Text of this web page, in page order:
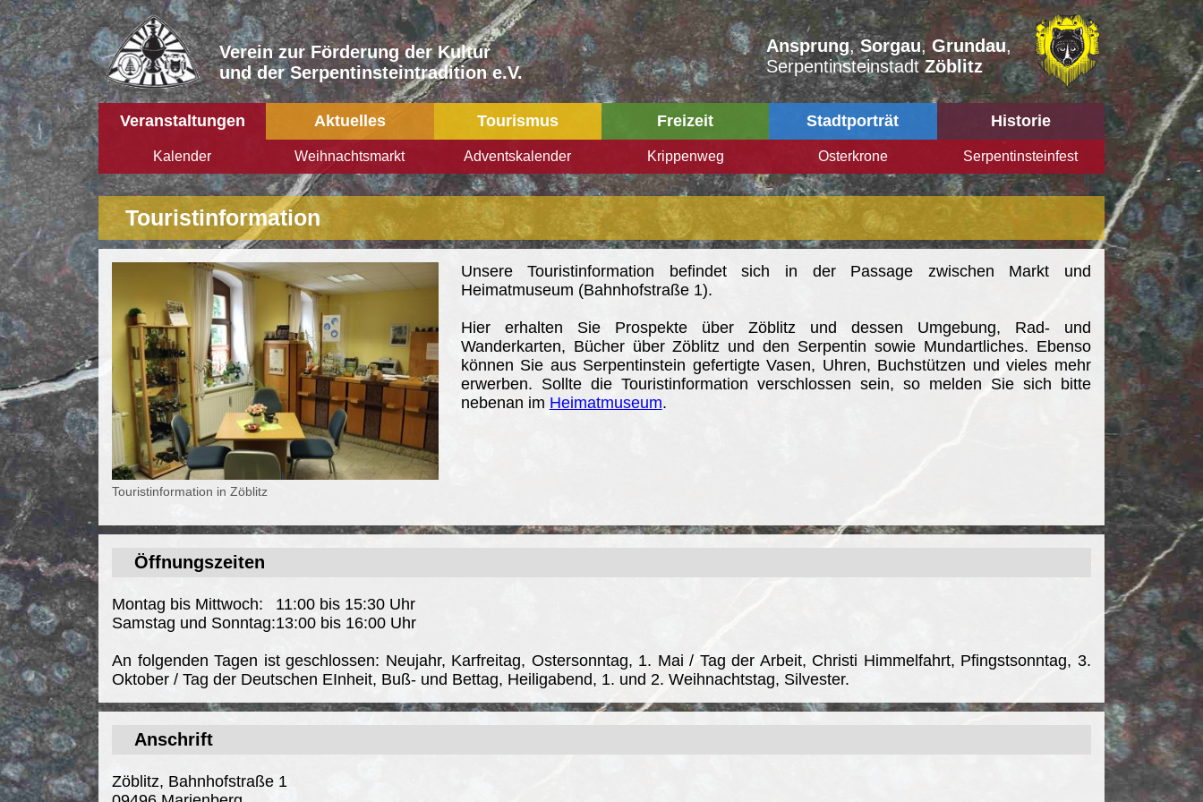
Verein zur Förderung der Kultur
und der Serpentinsteintradition e.V.
Ansprung,Sorgau,Grundau,
SerpentinsteinstadtZöblitz
Veranstaltungen Aktuelles Tourismus Freizeit Stadtporträt Historie
Kalender Weihnachtsmarkt Adventskalender Krippenweg Osterkrone Serpentinsteinfest
Touristinformation
Touristinformation in Zöblitz
Unsere Touristinformation befindet sich in der Passage zwischen Markt und
Heimatmuseum (Bahnhofstraße 1).
Hier erhalten Sie Prospekte über Zöblitz und dessen Umgebung, Rad- und
Wanderkarten, Bücher über Zöblitz und den Serpentin sowie Mundartliches. Ebenso
können Sie aus Serpentinstein gefertigte Vasen, Uhren, Buchstützen und vieles mehr
erwerben. Sollte die Touristinformation verschlossen sein, so melden Sie sich bitte
nebenan im Heimatmuseum.
Öffnungszeiten
Montag bis Mittwoch:
11:00 bis 15:30 Uhr
Samstag und Sonntag:13:00 bis 16:00 Uhr
An folgenden Tagen ist geschlossen: Neujahr, Karfreitag, Ostersonntag, 1. Mai / Tag der Arbeit, Christi Himmelfahrt, Pfingstsonntag, 3.
Oktober / Tag der Deutschen EInheit, Buß- und Bettag, Heiligabend, 1. und 2. Weihnachtstag, Silvester.
Anschrift
Zöblitz, Bahnhofstraße 1